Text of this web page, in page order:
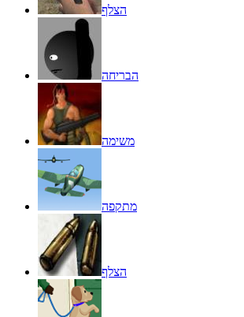
הצלף
הבריחה
משימה
מתקפה
הצלף